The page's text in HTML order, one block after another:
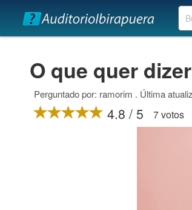
O que quer
Perguntado por: ramorim . Última
4.8 / 5 7 votos